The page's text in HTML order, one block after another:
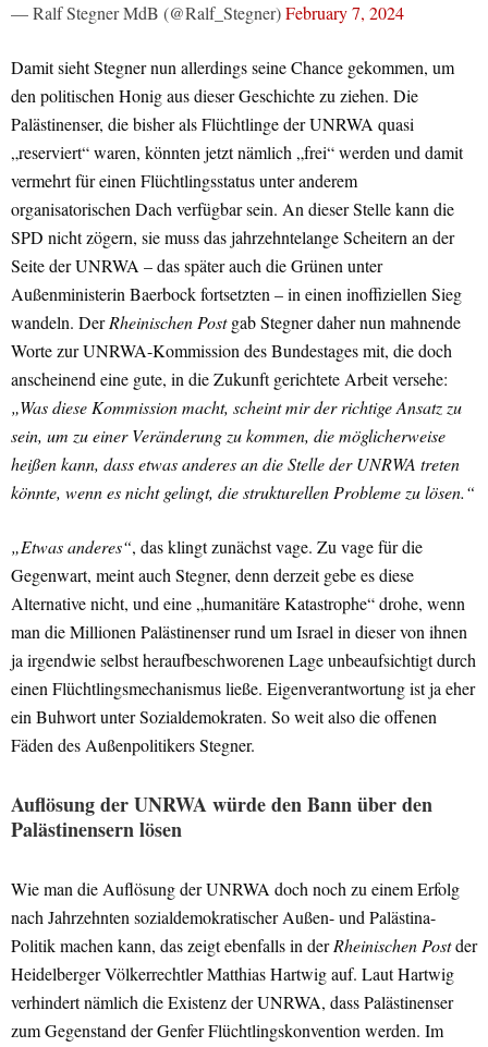
— Ralf Stegner MdB (@Ralf_Stegner)February 7, 2024
Damit sieht Stegner nun allerdings seine Chance gekommen, um
den politischen Honig aus dieser Geschichte zu ziehen. Die
Palästinenser, die bisher als Flüchtlinge der UNRWA quasi
„reserviert“ waren, könnten jetzt nämlich „frei“ werden und damit
vermehrt für einen Flüchtlingsstatus unter anderem
organisatorischen Dach verfügbar sein. An dieser Stelle kann die
SPD nicht zögern, sie muss das jahrzehntelange Scheitern an der
Seite der UNRWA – das später auch die Grünen unter
Außenministerin Baerbock fortsetzten – in einen inoffiziellen Sieg
wandeln. DerRheinischen Postgab Stegner daher nun mahnende
Worte zur UNRWA-Kommission des Bundestages mit, die doch
anscheinend eine gute, in die Zukunft gerichtete Arbeit versehe:
„Was diese Kommission macht, scheint mir der richtige Ansatz zu
sein, um zu einer Veränderung zu kommen, die möglicherweise
heißen kann, dass etwas anderes an die Stelle der UNRWA treten
könnte, wenn es nicht gelingt, die strukturellen Probleme zu lösen.“
„Etwas anderes“, das klingt zunächst vage. Zu vage für die
Gegenwart, meint auch Stegner, denn derzeit gebe es diese
Alternative nicht, und eine „humanitäre Katastrophe“ drohe, wenn
man die Millionen Palästinenser rund um Israel in dieser von ihnen
ja irgendwie selbst heraufbeschworenen Lage unbeaufsichtigt durch
einen Flüchtlingsmechanismus ließe. Eigenverantwortung ist ja eher
ein Buhwort unter Sozialdemokraten. So weit also die offenen
Fäden des Außenpolitikers Stegner.
Auflösung der UNRWA würde den Bann über den
Palästinensern lösen
Wie man die Auflösung der UNRWA doch noch zu einem Erfolg
nach Jahrzehnten sozialdemokratischer Außen- und Palästina-
Politik machen kann, das zeigt ebenfalls in derRheinischen Postder
Heidelberger Völkerrechtler Matthias Hartwig auf. Laut Hartwig
verhindert nämlich die Existenz der UNRWA, dass Palästinenser
zum Gegenstand der Genfer Flüchtlingskonvention werden. Im